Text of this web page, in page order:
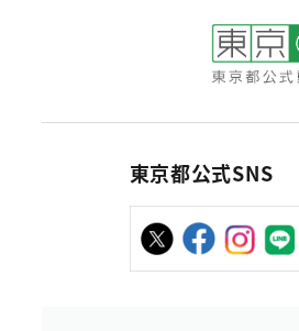
東京都公式SNS